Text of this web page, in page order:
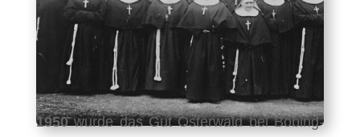
1950wurde das Gut Osterwald bei Böbing-